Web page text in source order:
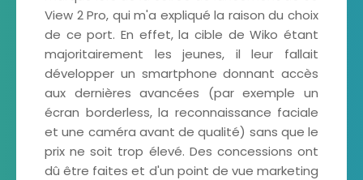
View 2 Pro, qui m'a expliqué la raison du choix
de ce port. En effet, la cible de Wiko étant
majoritairement les jeunes, il leur fallait
développer un smartphone donnant accès
aux dernières avancées (par exemple un
écran borderless, la reconnaissance faciale
et une caméra avant de qualité) sans que le
prix ne soit trop élevé. Des concessions ont
dû être faites et d'un point de vue marketing